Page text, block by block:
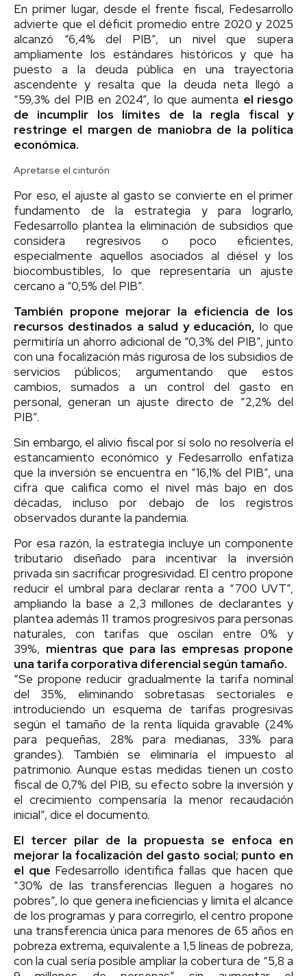
En primer lugar, desde el frente fiscal, Fedesarrollo
advierte que el déficit promedio entre 2020 y 2025
alcanzó “6,4% del PIB”, un nivel que supera
ampliamente los estándares históricos y que ha
puesto a la deuda pública en una trayectoria
ascendente y resalta que la deuda neta llegó a
“59,3% del PIB en 2024”, lo que aumenta el riesgo
de incumplir los límites de la regla fiscal y
restringe el margen de maniobra de la política
económica.
Apretarse el cinturón
Por eso, el ajuste al gasto se convierte en el primer
fundamento de la estrategia y para lograrlo,
Fedesarrollo plantea la eliminación de subsidios que
considera regresivos o poco eficientes,
especialmente aquellos asociados al diésel y los
biocombustibles, lo que representaría un ajuste
cercano a “0,5% del PIB”.
También propone mejorar la eficiencia de los
recursos destinados a salud y educación, lo que
permitiría un ahorro adicional de “0,3% del PIB”, junto
con una focalización más rigurosa de los subsidios de
servicios públicos; argumentando que estos
cambios, sumados a un control del gasto en
personal, generan un ajuste directo de “2,2% del
PIB”.
Sin embargo, el alivio fiscal por sí solo no resolvería el
estancamiento económico y Fedesarrollo enfatiza
que la inversión se encuentra en “16,1% del PIB”, una
cifra que califica como el nivel más bajo en dos
décadas, incluso por debajo de los registros
observados durante la pandemia.
Por esa razón, la estrategia incluye un componente
tributario diseñado para incentivar la inversión
privada sin sacrificar progresividad. El centro propone
reducir el umbral para declarar renta a “700 UVT”,
ampliando la base a 2,3 millones de declarantes y
plantea además 11 tramos progresivos para personas
naturales, con tarifas que oscilan entre 0% y
39%, mientras que para las empresas propone
una tarifa corporativa diferencial según tamaño.
“Se propone reducir gradualmente la tarifa nominal
del 35%, eliminando sobretasas sectoriales e
introduciendo un esquema de tarifas progresivas
según el tamaño de la renta líquida gravable (24%
para pequeñas, 28% para medianas, 33% para
grandes). También se eliminaría el impuesto al
patrimonio. Aunque estas medidas tienen un costo
fiscal de 0,7% del PIB, su efecto sobre la inversión y
el crecimiento compensaría la menor recaudación
inicial”, dice el documento.
El tercer pilar de la propuesta se enfoca en
mejorar la focalización del gasto social; punto en
el que Fedesarrollo identifica fallas que hacen que
“30% de las transferencias lleguen a hogares no
pobres”, lo que genera ineficiencias y limita el alcance
de los programas y para corregirlo, el centro propone
una transferencia única para menores de 65 años en
pobreza extrema, equivalente a 1,5 líneas de pobreza,
con la cual sería posible ampliar la cobertura de “5,8 a